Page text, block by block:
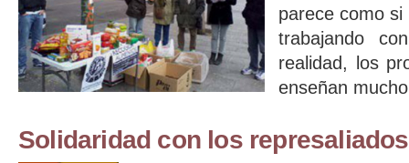
parece como
trabajando
realidad, los
enseñan
Solidaridad con los